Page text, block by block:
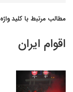
مطالب مرتبط با کلید واژه
اقوام ایران